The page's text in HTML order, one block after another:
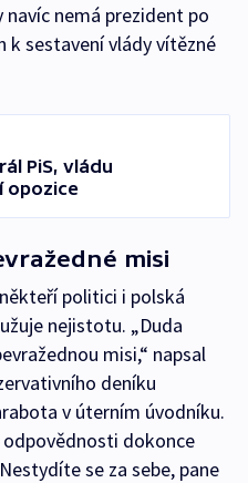
nemá prezident po
k sestavení vlády vítězné
PiS, vládu
opozice
misi
politici i polská
nejistotu. „Duda
misi,“ napsal
deníku
v úterním úvodníku.
dokonce
se za sebe, pane